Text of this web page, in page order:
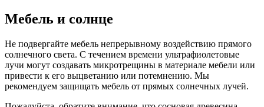
Мебель и солнце
Не подвергайте мебель непрерывному воздействию прямого
солнечного света. С течением времени ультрафиолетовые
лучи могут создавать микротрещины в материале мебели или
привести к его выцветанию или потемнению. Мы
рекомендуем защищать мебель от прямых солнечных лучей.